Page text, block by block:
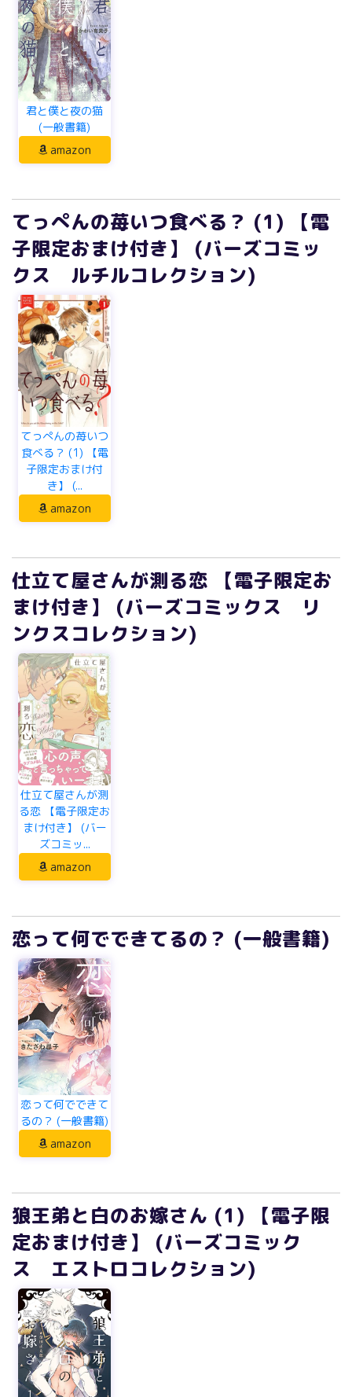
君と僕と夜の猫
(一般書籍)
amazon
てっぺんの苺いつ食べる？ (1) 【電
子限定おまけ付き】 (バーズコミッ
クス ルチルコレクション)
てっぺんの苺いつ
食べる？ (1) 【電
子限定おまけ付
き】 (...
amazon
仕立て屋さんが測る恋 【電子限定お
まけ付き】 (バーズコミックス リ
ンクスコレクション)
仕立て屋さんが測
る恋 【電子限定お
まけ付き】 (バー
ズコミッ...
amazon
恋って何でできてるの？ (一般書籍)
恋って何でできて
るの？ (一般書籍)
amazon
狼王弟と白のお嫁さん (1) 【電子限
定おまけ付き】 (バーズコミック
ス エストロコレクション)